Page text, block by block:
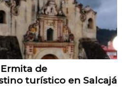
de
turístico en Salcajá